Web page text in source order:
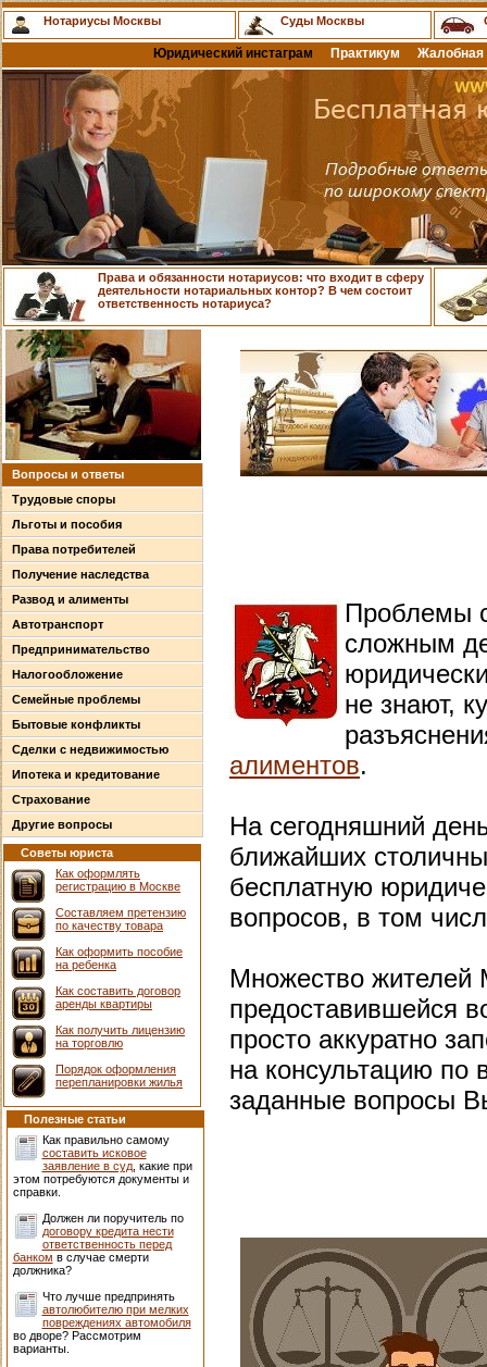
Нотариусы Москвы Суды Москвы
Юридический инстаграм Практикум Жалобная
Права и обязанности нотариусов: что входит в сферу
деятельности нотариальных контор? В чем состоит
ответственность нотариуса?
Вопросы и ответы
Трудовые споры
Льготы и пособия
Права потребителей
Получение наследства
Развод и алименты
Автотранспорт
Предпринимательство
Налогообложение
Семейные проблемы
Бытовые конфликты
Сделки с недвижимостью
Ипотека и кредитование
Страхование
Другие вопросы
Советы юриста
Как оформлять
регистрацию в Москве
Составляем претензию
по качеству товара
Как оформить пособие
на ребенка
Как составить договор
аренды квартиры
Как получить лицензию
на торговлю
Порядок оформления
перепланировки жилья
Полезные статьи
Как правильно самому
составить исковое
заявление в суд, какие при
этом потребуются документы и
справки.
Должен ли поручитель по
договору кредита нести
ответственность перед
банком в случае смерти
должника?
Что лучше предпринять
автолюбителю при мелких
повреждениях автомобиля
во дворе? Рассмотрим
варианты.
Проблемы
сложным
не знают,
алиментов.
На сегодняшний
ближайших
бесплатную
вопросов, в том
Множество жителей
предоставившейся
просто аккуратно
на консультацию по
заданные вопросы